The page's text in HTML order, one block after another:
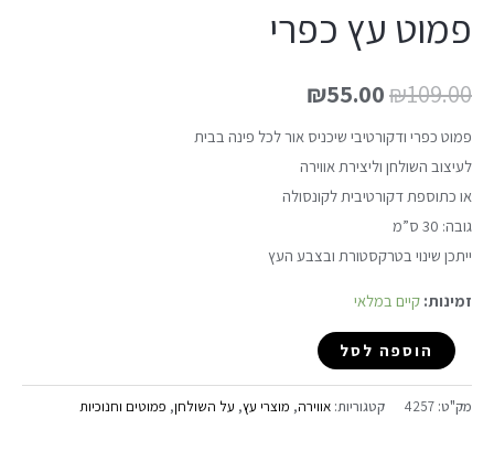
פמוט עץ כפרי
₪109.00
₪55.00
פמוט כפרי ודקורטיבי שיכניס אור לכל פינה בבית
לעיצוב השולחן וליצירת אווירה
או כתוספת דקורטיבית לקונסולה
גובה: 30 ס”מ
ייתכן שינוי בטרקסטורת ובצבע העץ
זמינות: קיים במלאי
הוספה לסל
מק"ט: 4257 קטגוריות: אווירה, מוצרי עץ, על השולחן, פמוטים וחנוכיות